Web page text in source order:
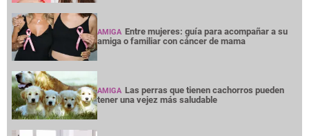
AMIGA Entre mujeres: guía para acompañar a su
amiga o familiar con cáncer de mama
AMIGA Las perras que tienen cachorros pueden
tener una vejez más saludable